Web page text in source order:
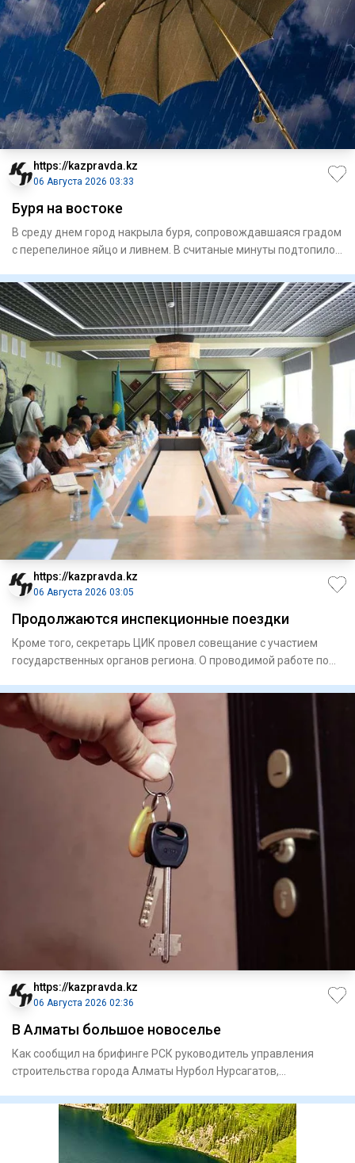
https://kazpravda.kz
06 Августа 2026 03:33
Буря на востоке
В среду днем город накрыла буря, сопровождавшая­ся градом
с перепелиное яйцо и ливнем. В считаные минуты подтопило
https://kazpravda.kz
06 Августа 2026 03:05
Продолжаются инспекционные поездки
Кроме того, секретарь ЦИК провел совещание с участием
государственных органов региона. О проводимой работе по
https://kazpravda.kz
06 Августа 2026 02:36
В Алматы большое новоселье
Как сообщил на брифинге РСК руководитель управления
строи­тельства города Алматы Нурбол Нурсагатов,